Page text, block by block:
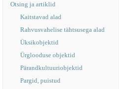
Otsing ja artiklid
Kaitstavad alad
Rahvusvahelise tähtsusega alad
Üksikobjektid
Ürglooduse objektid
Pärandkultuuriobjektid
Pargid, puistud